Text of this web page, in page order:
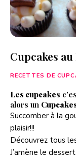
Cupcakes
RECETTES DE
Les cupcakes
alors un
Succomber à la
plaisir!!!
Découvrez tous
J’amène le dessert.